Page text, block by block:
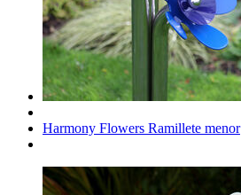
Harmony Flowers Ramillete menor